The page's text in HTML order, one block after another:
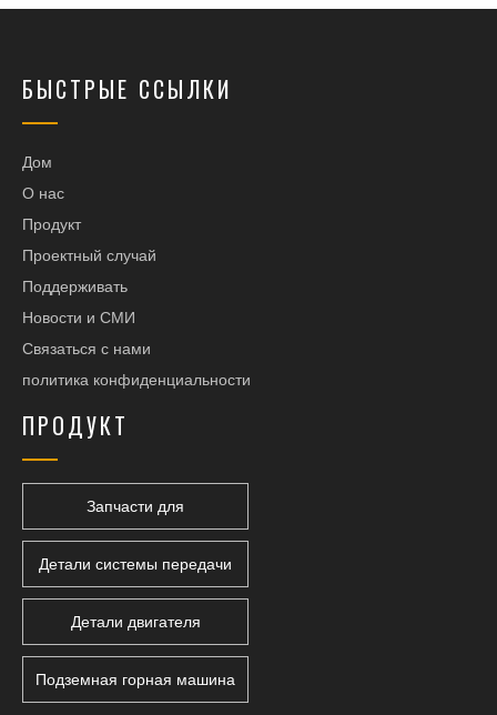
БЫСТРЫЕ ССЫЛКИ
Дом
О нас
Продукт
Проектный случай
Поддерживать
Новости и СМИ
Связаться с нами
политика конфиденциальности
ПРОДУКТ
Запчасти для
Детали системы передачи
Детали двигателя
Подземная горная машина